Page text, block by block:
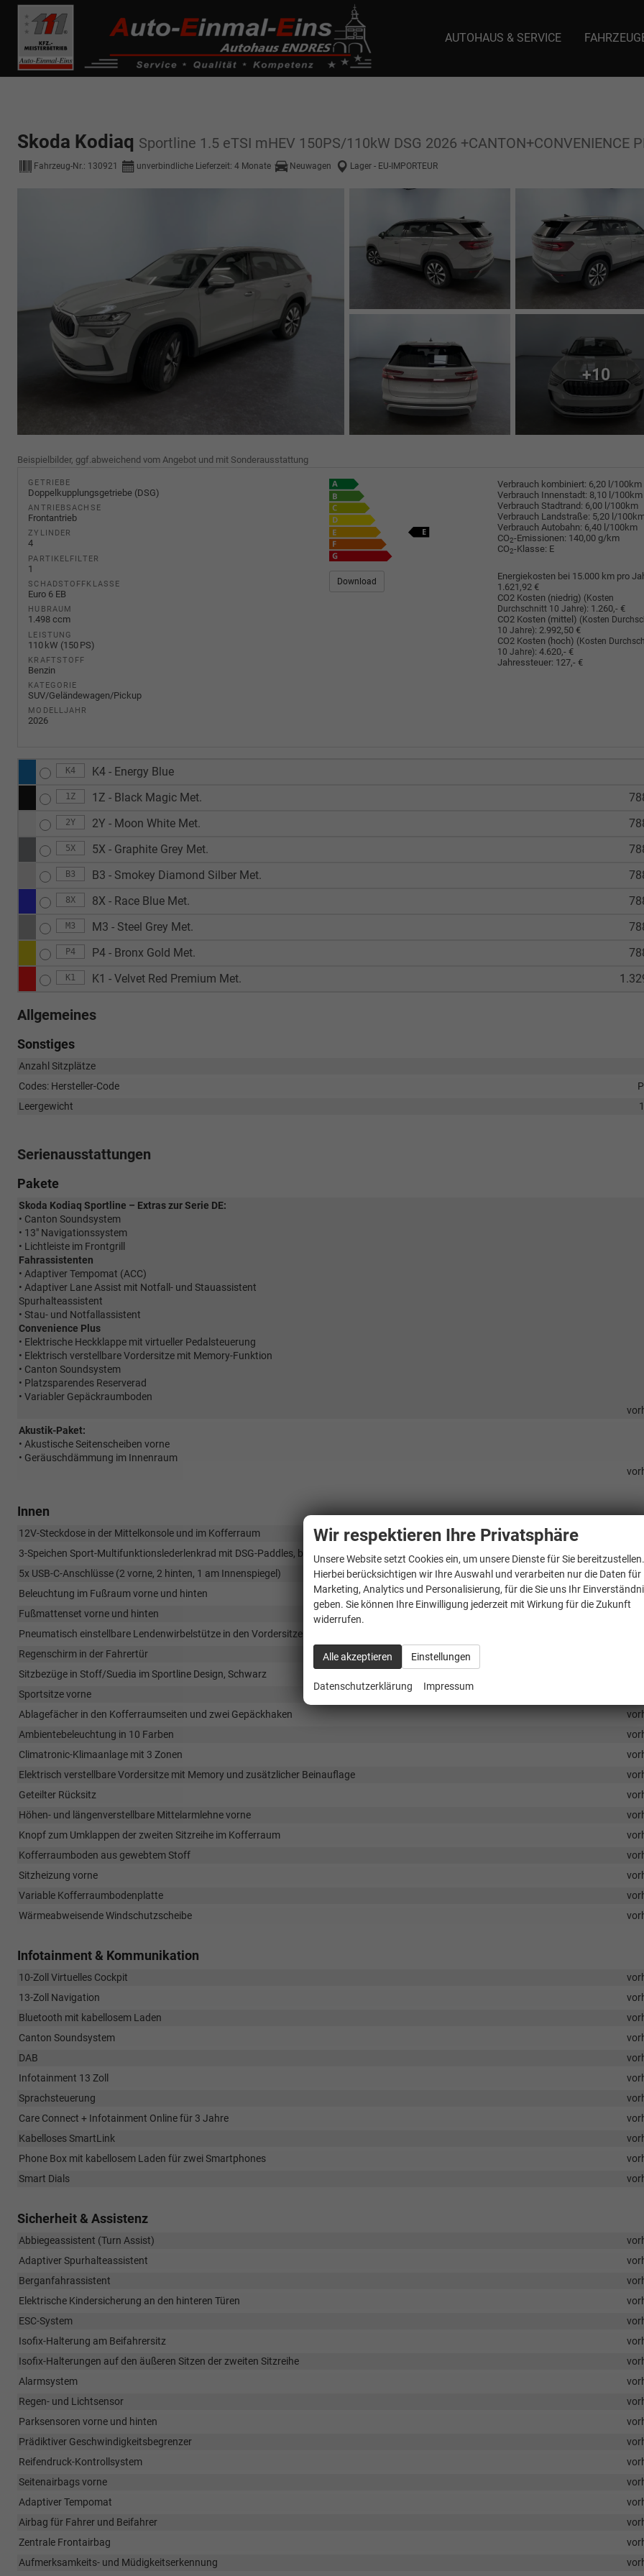
------------ Host Name : selector1._domainkey Points to address or value: selector1-aee-de0k._domainkey.autoeinmaleins.onmicrosoft.com Host
de0k._domainkey.autoeinmaleins.onmicrosoft.com
AUTOHAUS & SERVICE
Skoda Kodiaq Sportline 1.5 eTSI mHEV 150PS/110kW DSG 2026 +CANTON+CONVENIENCE
Fahrzeug-Nr.: 130921 unverbindliche Lieferzeit: 4 Monate Neuwagen Lager - EU-IMPORTEUR
+10
Beispielbilder, ggf.abweichend vom Angebot und mit Sonderausstattung
GETRIEBE
Doppelkupplungsgetriebe (DSG)
ANTRIEBSACHSE
Frontantrieb
ZYLINDER
4
PARTIKELFILTER
1
SCHADSTOFFKLASSE
Euro 6 EB
HUBRAUM
1.498 ccm
LEISTUNG
110 kW (150 PS)
KRAFTSTOFF
Benzin
KATEGORIE
SUV/Geländewagen/Pickup
MODELLJAHR
2026
Verbrauch kombiniert: 6,20 l/100km
Verbrauch Innenstadt: 8,10 l/100km
Verbrauch Stadtrand: 6,00 l/100km
Verbrauch Landstraße: 5,20 l/
Verbrauch Autobahn: 6,40 l/100km
CO2-Emissionen: 140,00 g/km
CO2-Klasse: E
Download
Energiekosten bei 15.000 km pro
1.621,92 €
CO2 Kosten (niedrig) (Kosten
Durchschnitt 10 Jahre): 1.260,- €
CO2 Kosten (mittel) (Kosten
10 Jahre): 2.992,50 €
CO2 Kosten (hoch) (Kosten
10 Jahre): 4.620,- €
Jahressteuer: 127,- €
K4 K4 - Energy Blue
1Z 1Z - Black Magic Met.
2Y 2Y - Moon White Met.
5X 5X - Graphite Grey Met.
B3 B3 - Smokey Diamond Silber Met.
8X 8X - Race Blue Met.
M3 M3 - Steel Grey Met.
P4 P4 - Bronx Gold Met.
K1 K1 - Velvet Red Premium Met.
Allgemeines
Sonstiges
Anzahl Sitzplätze
Codes: Hersteller-Code
Leergewicht
Serienausstattungen
Pakete
Skoda Kodiaq Sportline – Extras zur Serie DE:
• Canton Soundsystem
• 13" Navigationssystem
• Lichtleiste im Frontgrill
Fahrassistenten
• Adaptiver Tempomat (ACC)
• Adaptiver Lane Assist mit Notfall- und Stauassistent
Spurhalteassistent
• Stau- und Notfallassistent
Convenience Plus
• Elektrische Heckklappe mit virtueller Pedalsteuerung
• Elektrisch verstellbare Vordersitze mit Memory-Funktion
• Canton Soundsystem
• Platzsparendes Reserverad
• Variabler Gepäckraumboden
Akustik-Paket:
• Akustische Seitenscheiben vorne
• Geräuschdämmung im Innenraum
Innen
12V-Steckdose in der Mittelkonsole und im Kofferraum
3-Speichen Sport-Multifunktionslederlenkrad mit DSG-Paddles, beheizbar
5x USB-C-Anschlüsse (2 vorne, 2 hinten, 1 am Innenspiegel)
Beleuchtung im Fußraum vorne und hinten
Fußmattenset vorne und hinten
Pneumatisch einstellbare Lendenwirbelstütze in den Vordersitzen
Regenschirm in der Fahrertür
Sitzbezüge in Stoff/Suedia im Sportline Design, Schwarz
Sportsitze vorne
Ablagefächer in den Kofferraumseiten und zwei Gepäckhaken
Ambientebeleuchtung in 10 Farben
Climatronic-Klimaanlage mit 3 Zonen
Elektrisch verstellbare Vordersitze mit Memory und zusätzlicher Beinauflage
Geteilter Rücksitz
Höhen- und längenverstellbare Mittelarmlehne vorne
Knopf zum Umklappen der zweiten Sitzreihe im Kofferraum
Kofferraumboden aus gewebtem Stoff
Sitzheizung vorne
Variable Kofferraumbodenplatte
Wärmeabweisende Windschutzscheibe
Infotainment & Kommunikation
10-Zoll Virtuelles Cockpit
13-Zoll Navigation
Bluetooth mit kabellosem Laden
Canton Soundsystem
DAB
Infotainment 13 Zoll
Sprachsteuerung
Care Connect + Infotainment Online für 3 Jahre
Kabelloses SmartLink
Phone Box mit kabellosem Laden für zwei Smartphones
Smart Dials
Sicherheit & Assistenz
Abbiegeassistent (Turn Assist)
Adaptiver Spurhalteassistent
Berganfahrassistent
Elektrische Kindersicherung an den hinteren Türen
ESC-System
Isofix-Halterung am Beifahrersitz
Isofix-Halterungen auf den äußeren Sitzen der zweiten Sitzreihe
Alarmsystem
Regen- und Lichtsensor
Parksensoren vorne und hinten
Prädiktiver Geschwindigkeitsbegrenzer
Reifendruck-Kontrollsystem
Seitenairbags vorne
Adaptiver Tempomat
Airbag für Fahrer und Beifahrer
Zentrale Frontairbag
Aufmerksamkeits- und Müdigkeitserkennung
Wir respektieren Ihre Privatsphäre
Unsere Website setzt Cookies ein, um unsere Dienste für Sie bereitzustellen.
Hierbei berücksichtigen wir Ihre Auswahl und verarbeiten nur die Daten für
Marketing, Analytics und Personalisierung, für die Sie uns Ihr
geben. Sie können Ihre Einwilligung jederzeit mit Wirkung für die Zukunft
widerrufen.
Alle akzeptieren Einstellungen
Datenschutzerklärung Impressum